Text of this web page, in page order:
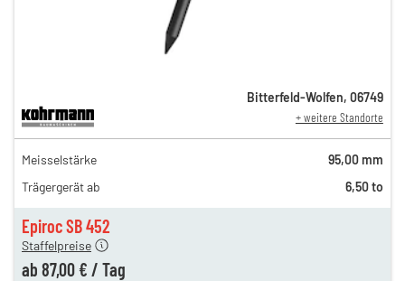
Epiroc SB 452
151,00 €
126,00 €
105,00 €
Staffelpreise
ab 87,00 € / Tag
12,00 €
Bitterfeld-Wolfen, 06749
+ weitere Standorte
Meisselstärke
95,00 mm
Trägergerät ab
6,50 to